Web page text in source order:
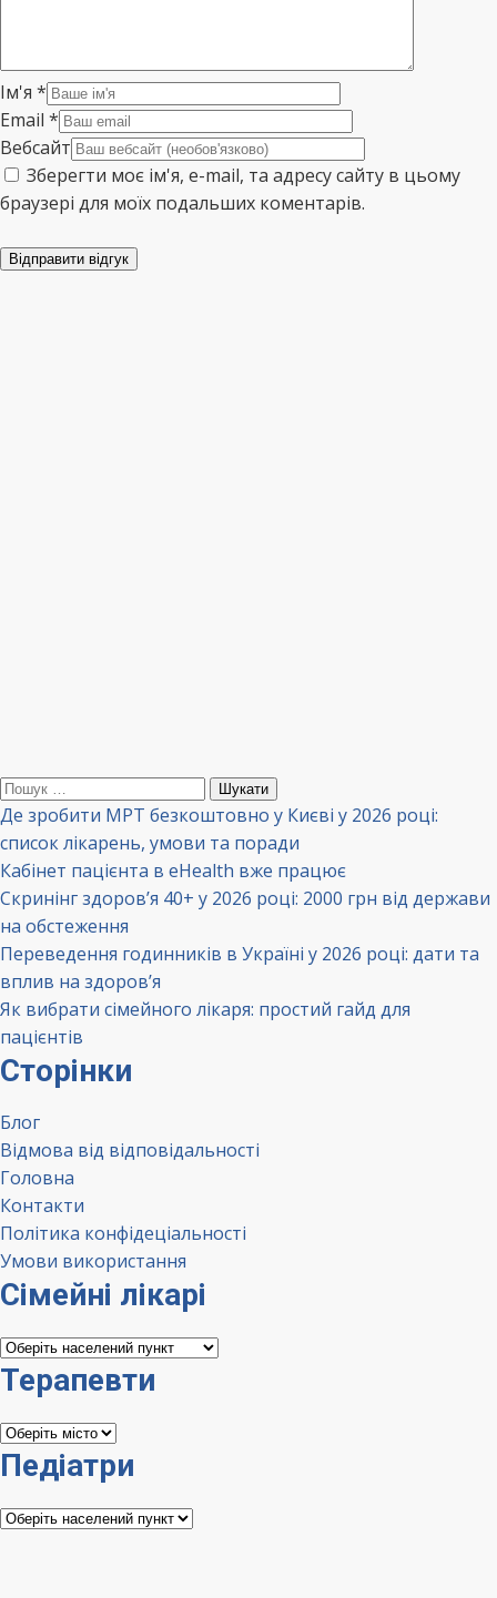
Ім'я *
Email *
Вебсайт
Зберегти моє ім'я, e-mail, та адресу сайту в цьому
браузері для моїх подальших коментарів.
Відправити відгук
Пошук:
Де зробити МРТ безкоштовно у Києві у 2026 році:
список лікарень, умови та поради
Кабінет пацієнта в eHealth вже працює
Скринінг здоров’я 40+ у 2026 році: 2000 грн від держави
на обстеження
Переведення годинників в Україні у 2026 році: дати та
вплив на здоров’я
Як вибрати сімейного лікаря: простий гайд для
пацієнтів
Сторінки
Блог
Відмова від відповідальності
Головна
Контакти
Політика конфідеціальності
Умови використання
Сімейні лікарі
Сімейні
лікарі
Терапевти
Терапевти
Педіатри
Педіатри